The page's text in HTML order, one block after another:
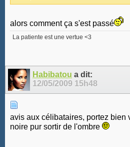
alors comment ça s'est passé
La patiente est une vertue <3
Habibatou a dit:
12/05/2009 15h48
avis aux célibataires, portez bien
noire pur sortir de l'ombre